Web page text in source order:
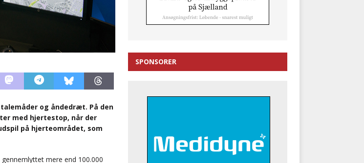
og åndedræt. På den
med hjertestop, når der
på hjerteområdet, som
mere end 100.000
SPONSORER